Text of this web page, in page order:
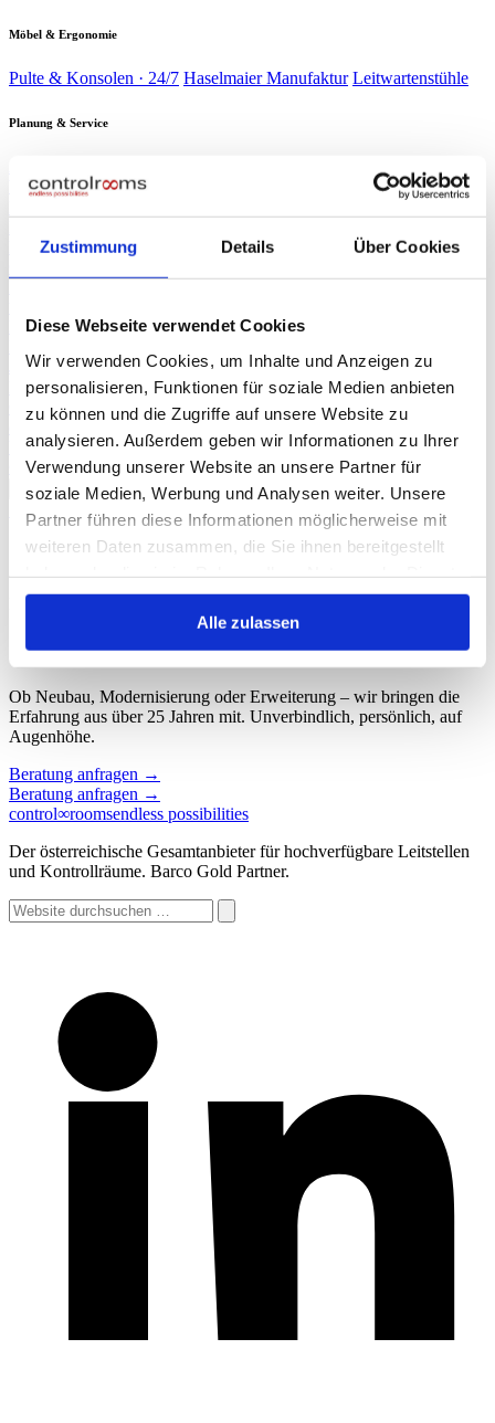
Zustimmung Details Über Cookies
Diese Webseite verwendet Cookies
Wir verwenden Cookies, um Inhalte und Anzeigen zu
personalisieren, Funktionen für soziale Medien anbieten
zu können und die Zugriffe auf unsere Website zu
analysieren. Außerdem geben wir Informationen zu Ihrer
Verwendung unserer Website an unsere Partner für
soziale Medien, Werbung und Analysen weiter. Unsere
Partner führen diese Informationen möglicherweise mit
weiteren Daten zusammen, die Sie ihnen bereitgestellt
gesammelt haben.
Alle zulassen
Möbel & Ergonomie
Pulte & Konsolen · 24/7 Haselmaier Manufaktur Leitwartenstühle
Planung & Service
Verträge Verbrauchsmaterial
BahnLeitzentralen & Stellwerkstechnik Sicherheit &
Planung & Design
Journal
Presse▾
ORF NÖ BerichtTV-Beitrag: Spezialist für Leitzentralen Fachartikel
Produktportfolio auf einen Blick
Über uns
KI
Beratung anfragen→
Start
Schlagwort: Network Operations Center
Schlagwort: Network Operations Center
Keine Beiträge gefunden.
Sprechen wir über Ihren Kontroll∞raum.
Ob Neubau, Modernisierung oder Erweiterung – wir bringen die
Erfahrung aus über 25 Jahren mit. Unverbindlich, persönlich, auf
Augenhöhe.
Beratung anfragen →
Beratung anfragen →
control∞roomsendless possibilities
Der österreichische Gesamtanbieter für hochverfügbare Leitstellen
und Kontrollräume. Barco Gold Partner.
Website
durchsuchen